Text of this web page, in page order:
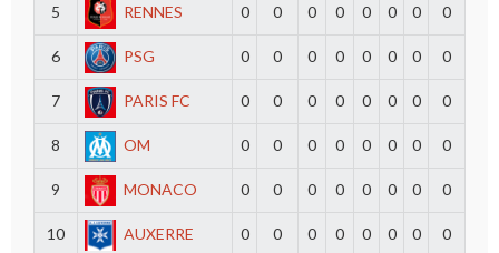
5 RENNES 0 0 0 0 0 0 0 0
6 PSG 0 0 0 0 0 0 0 0
7 PARIS FC 0 0 0 0 0 0 0 0
8 OM 0 0 0 0 0 0 0 0
9 MONACO 0 0 0 0 0 0 0 0
10 AUXERRE 0 0 0 0 0 0 0 0